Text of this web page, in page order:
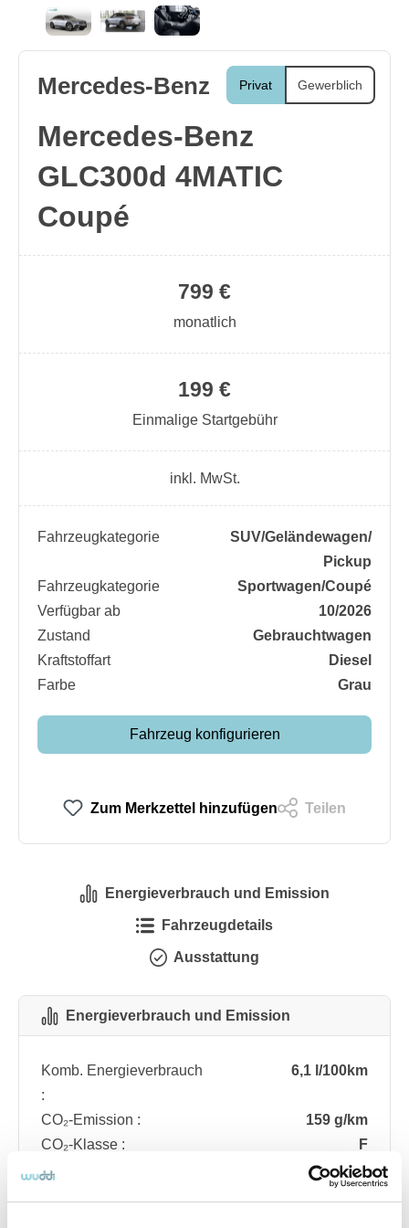
Privat Gewerblich
Mercedes-Benz
Mercedes-Benz
GLC300d 4MATIC
Coupé
199 €
Einmalige Startgebühr
799 €
monatlich
inkl. MwSt.
Fahrzeugkategorie
SUV/​Geländewagen/​
Pickup
Fahrzeugkategorie
Sportwagen/​Coupé
Verfügbar ab
10/2026
Zustand
Gebrauchtwagen
Kraftstoffart
Diesel
Farbe
Grau
Fahrzeug konfigurieren
Zum Merkzettel hinzufügen Teilen
Energieverbrauch und Emission
Fahrzeugdetails
Ausstattung
Energieverbrauch und Emission
Komb. Energieverbrauch
:
6,1 l/100km
CO₂-Emission :
159 g/km
CO₂-Klasse :
F